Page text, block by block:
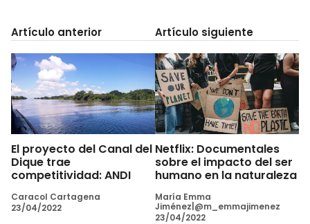
Artículo anterior
El proyecto del Canal del
Dique trae
competitividad: ANDI
Caracol Cartagena
23/04/2022
Artículo siguiente
Netflix: Documentales
sobre el impacto del ser
humano en la naturaleza
María Emma
Jiménez|@m_emmajimenez
23/04/2022